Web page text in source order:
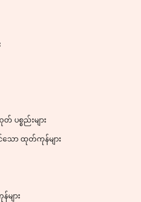
ပစ္စည်းများ
သော ထုတ်ကုန်များ
ျား